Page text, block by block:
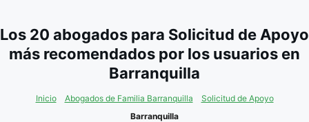
Los 20 abogados para Solicitud de Apoyo
más recomendados por los usuarios en
Barranquilla
Inicio Abogados de Familia Barranquilla
Solicitud de Apoyo
Barranquilla